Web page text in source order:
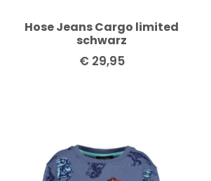
Hose Jeans Cargo limited
schwarz
€29,95